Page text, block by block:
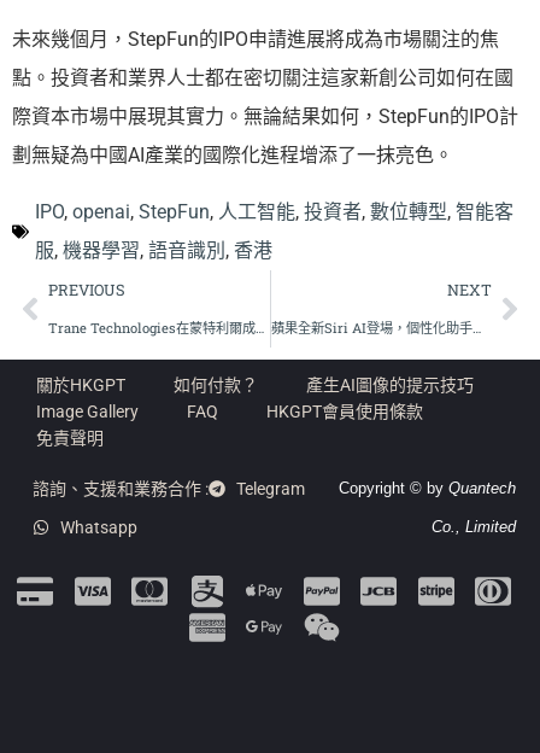
未來幾個月，StepFun的IPO申請進展將成為市場關注的焦
點。投資者和業界人士都在密切關注這家新創公司如何在國
際資本市場中展現其實力。無論結果如何，StepFun的IPO計
劃無疑為中國AI產業的國際化進程增添了一抹亮色。
IPO, openai, StepFun, 人工智能, 投資者, 數位轉型, 智能客
服, 機器學習, 語音識別 , 香港
PREVIOUS NEXT
蘋果全新Siri AI登場，個性化助手能力大幅提升
關於HKGPT 如何付款？
產生AI圖像的提示技巧
Image Gallery
FAQ
HKGPT會員使用條款
免責聲明
諮詢、支援和業務合作 :
Telegram
Whatsapp
Copyright © by Quantech
Co., Limited